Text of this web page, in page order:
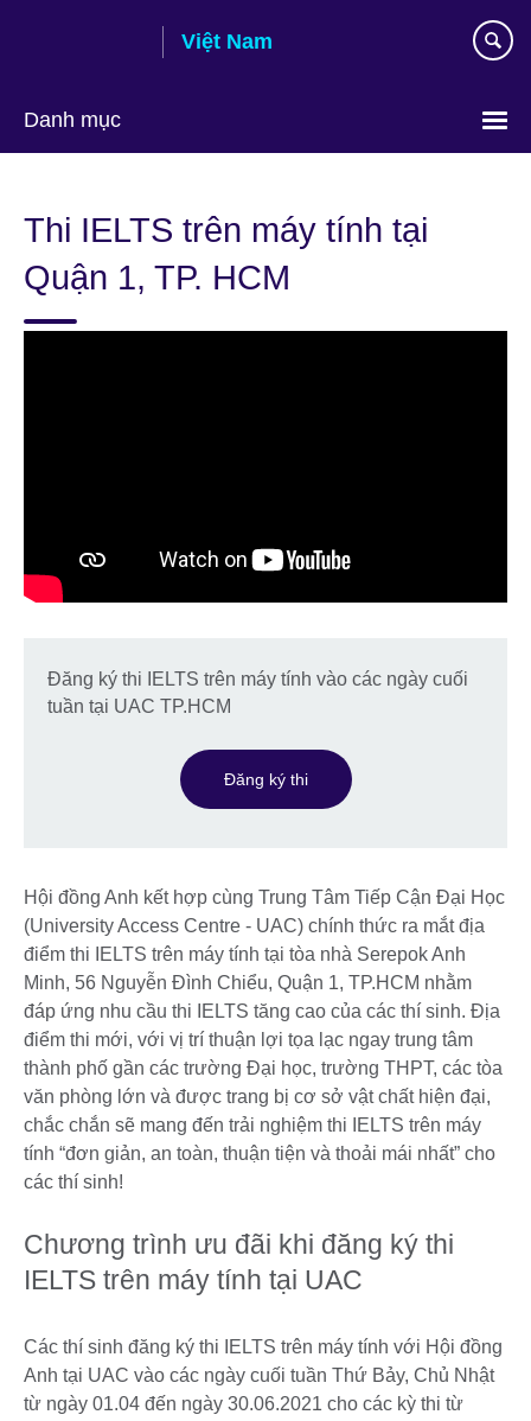
Việt Nam
Danh mục
language
Thi IELTS trên máy tính tại
Quận 1, TP. HCM
Đăng ký thi IELTS trên máy tính vào các ngày cuối
tuần tại UAC TP.HCM
Đăng ký thi
Hội đồng Anh kết hợp cùng Trung Tâm Tiếp Cận Đại Học
(University Access Centre - UAC) chính thức ra mắt địa
điểm thi IELTS trên máy tính tại tòa nhà Serepok Anh
Minh, 56 Nguyễn Đình Chiểu, Quận 1, TP.HCM nhằm
đáp ứng nhu cầu thi IELTS tăng cao của các thí sinh. Địa
điểm thi mới, với vị trí thuận lợi tọa lạc ngay trung tâm
thành phố gần các trường Đại học, trường THPT, các tòa
văn phòng lớn và được trang bị cơ sở vật chất hiện đại,
chắc chắn sẽ mang đến trải nghiệm thi IELTS trên máy
tính “đơn giản, an toàn, thuận tiện và thoải mái nhất” cho
các thí sinh!
Chương trình ưu đãi khi đăng ký thi
IELTS trên máy tính tại UAC
Các thí sinh đăng ký thi IELTS trên máy tính với Hội đồng
Anh tại UAC vào các ngày cuối tuần Thứ Bảy, Chủ Nhật
từ ngày 01.04 đến ngày 30.06.2021 cho các kỳ thi từ